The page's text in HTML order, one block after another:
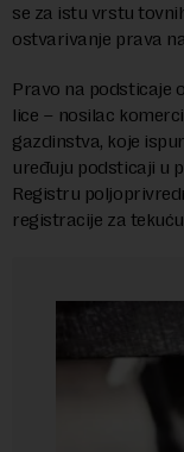
se za istu vrstu
ostvarivanje prava
Pravo na podsticaje
lice – nosilac
gazdinstva, koje
uređuju podsticaji u
Registru
registracije za